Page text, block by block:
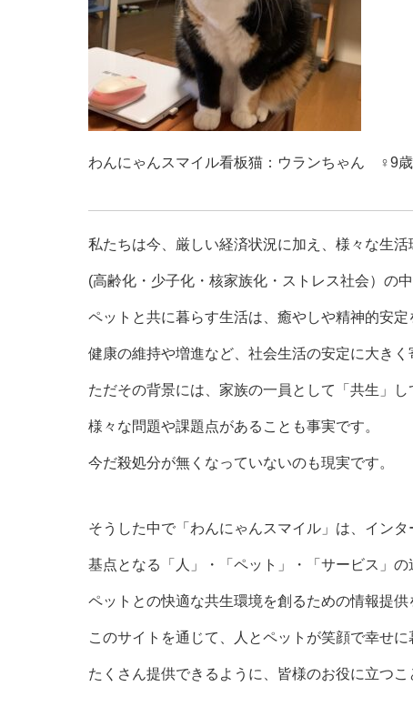
わんにゃんスマイル看板猫：ウランちゃん ♀9歳
私たちは今、厳しい経済状況に加え、様々な生活
(高齢化・少子化・核家族化・ストレス社会）の中
ペットと共に暮らす生活は、癒やしや精神的安定
健康の維持や増進など、社会生活の安定に大き
ただその背景には、家族の一員として「共生」し
様々な問題や課題点があることも事実です。
今だ殺処分が無くなっていないのも現実です。
そうした中で「わんにゃんスマイル」は、インタ
基点となる「人」・「ペット」・「サービス」の
ペットとの快適な共生環境を創るための情報提供
このサイトを通じて、人とペットが笑顔で幸せ
たくさん提供できるように、皆様のお役に立つこ